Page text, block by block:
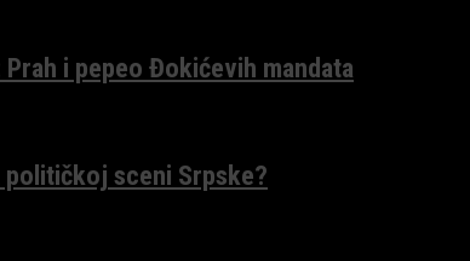
i pepeo Đokićevih mandata
političkoj sceni Srpske?